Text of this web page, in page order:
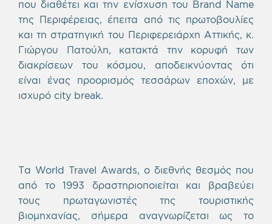
που διαθέτει και την ενίσχυση του Brand Name
της Περιφέρειας, έπειτα από τις πρωτοβουλίες
και τη στρατηγική του Περιφερειάρχη Αττικής, κ.
Γιώργου Πατούλη, κατακτά την κορυφή των
διακρίσεων του κόσμου, αποδεικνύοντας ότι
είναι ένας προορισμός τεσσάρων εποχών, με
ισχυρό city break.
Τα World Travel Awards, ο διεθνής θεσμός που
από το 1993 δραστηριοποιείται και βραβεύει
τους πρωταγωνιστές της τουριστικής
βιομηχανίας, σήμερα αναγνωρίζεται ως το